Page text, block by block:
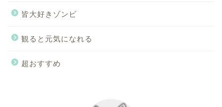
皆大好きゾンビ
観ると元気になれる
超おすすめ